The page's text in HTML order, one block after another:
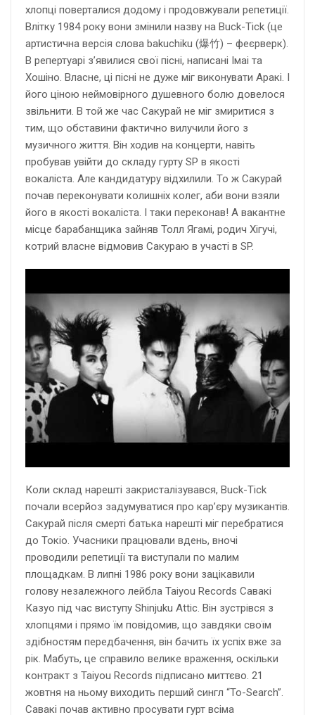
хлопці поверталися додому і продовжували репетиції.
Влітку 1984 року вони змінили назву на Buck-Tick (це
артистична версія слова bakuchiku (爆竹) – феєрверк).
В репертуарі з’явилися свої пісні, написані Імаі та
Хошіно. Власне, ці пісні не дуже міг виконувати Аракі. І
його ціною неймовірного душевного болю довелося
звільнити. В той же час Сакурай не міг змиритися з
тим, що обставини фактично вилучили його з
музичного життя. Він ходив на концерти, навіть
пробував увійти до складу гурту SP в якості
вокаліста. Але кандидатуру відхилили. То ж Сакурай
почав переконувати колишніх колег, аби вони взяли
його в якості вокаліста. І таки переконав! А вакантне
місце барабанщика зайняв Толл Ягамі, родич Хігучі,
котрий власне відмовив Сакураю в участі в SP.
Коли склад нарешті закристалізувався, Buck-Tick
почали всерйоз задумуватися про кар’єру музикантів.
Сакурай після смерті батька нарешті міг перебратися
до Токіо. Учасники працювали вдень, вночі
проводили репетиції та виступали по малим
площадкам. В липні 1986 року вони зацікавили
голову незалежного лейбла Taiyou Records Савакі
Казуо під час виступу Shinjuku Attic. Він зустрівся з
хлопцями і прямо їм повідомив, що завдяки своїм
здібностям передбачення, він бачить їх успіх вже за
рік. Мабуть, це справило велике враження, оскільки
контракт з Taiyou Records підписано миттєво. 21
жовтня на ньому виходить перший сингл “To-Search”.
Савакі почав активно просувати гурт всіма